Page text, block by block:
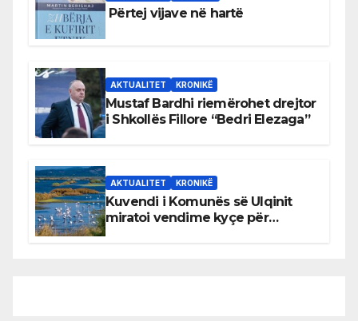
Përtej vijave në hartë
AKTUALITET KRONIKË
Mustaf Bardhi riemërohet drejtor
i Shkollës Fillore “Bedri Elezaga”
AKTUALITET KRONIKË
Kuvendi i Komunës së Ulqinit
miratoi vendime kyçe për